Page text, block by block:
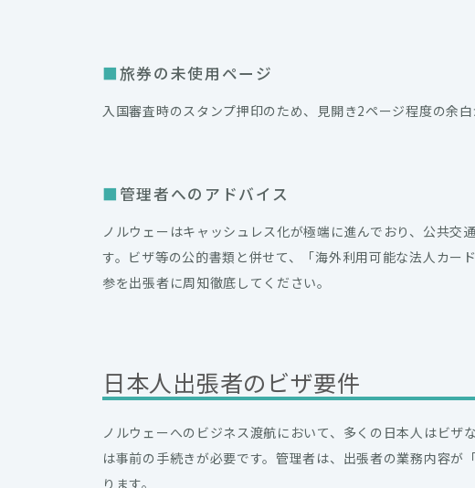
旅券の未使用ページ
入国審査時のスタンプ押印のため、見開き2ページ程度の余白
管理者へのアドバイス
ノルウェーはキャッシュレス化が極端に進んでおり、公共交
す。ビザ等の公的書類と併せて、「海外利用可能な法人カー
参を出張者に周知徹底してください。
日本人出張者のビザ要件
ノルウェーへのビジネス渡航において、多くの日本人はビ
は事前の手続きが必要です。管理者は、出張者の業務内容
ります。